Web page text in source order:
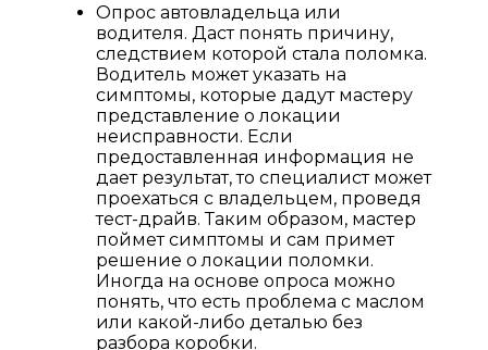
Опрос автовладельца или
водителя. Даст понять причину,
следствием которой стала поломка.
Водитель может указать на
симптомы, которые дадут мастеру
представление о локации
неисправности. Если
предоставленная информация не
дает результат, то специалист может
проехаться с владельцем, проведя
тест-драйв. Таким образом, мастер
поймет симптомы и сам примет
решение о локации поломки.
Иногда на основе опроса можно
понять, что есть проблема с маслом
или какой-либо деталью без
разбора коробки.